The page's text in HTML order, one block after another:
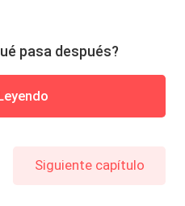
pasa después?
Siguiente capítulo